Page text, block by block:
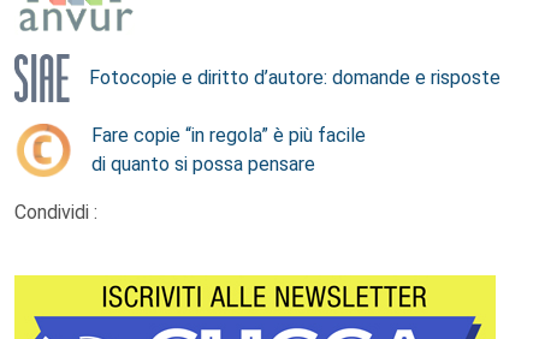
Fotocopie e diritto d’autore: domande e risposte
Fare copie “in regola” è più facile
di quanto si possa pensare
Condividi :